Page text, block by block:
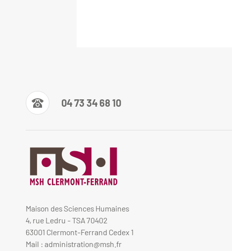
04 73 34 68 10
Maison des Sciences Humaines
4, rue Ledru - TSA 70402
63001 Clermont-Ferrand Cedex 1
Mail : administration@msh.fr